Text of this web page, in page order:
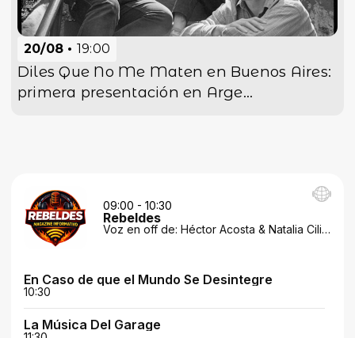
20/08 19:00
Diles Que No Me Maten en Buenos Aires:
primera presentación en Arge...